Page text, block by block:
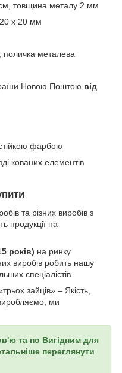
товщина металу 2 мм
х 20 мм
поличка металева
Новою Поштою від
фарбою
кованих елементів
та різних виробів з
продукції на
років) на ринку
виробів робить нашу
спеціалістів.
зайців» – Якість,
ми
та по Вигідним для
переглянути